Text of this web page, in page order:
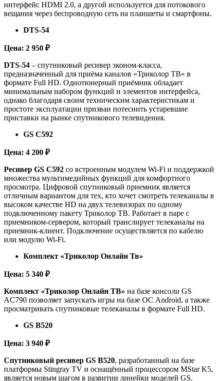
интерфейс HDMI 2.0, а другой используется для потокового
вещания через беспроводную сеть на планшеты и смартфоны.
DTS-54
Цена: 2 950 ₽
DTS-54 – спутниковый ресивер эконом-класса,
предназначенный для приёма каналов «Триколор ТВ» в
формате Full HD. Однотюнерный приёмник обладает
минимальным набором функций и элементов интерфейса,
однако благодаря своим техническим характеристикам и
простоте эксплуатации призван потеснить устаревшие
приставки на рынке спутникового телевидения.
GS C592
Цена: 4 200 ₽
Ресивер GS С592 со встроенным модулем Wi-Fi и поддержкой
множества мультимедийных функций для комфортного
просмотра. Цифровой спутниковый приемник является
отличным вариантом для тех, кто хочет смотреть телеканалы в
высоком качестве HD на двух телевизорах по одному
подключенному пакету Триколор ТВ. Работает в паре с
приемником-сервером, который транслирует телеканалы на
приемник-клиент. Подключение осуществляется по кабелю
или модулю Wi-Fi.
Комплект «Триколор Онлайн Тв»
Цена: 5 340 ₽
Комплект «Триколор Онлайн ТВ» на базе консоли GS
AC790 позволяет запускать игры на базе ОС Android, а также
просматривать спутниковые телеканалы в формате Full HD.
GS B520
Цена: 3 940 ₽
Спутниковый ресивер GS B520, разработанный на базе
платформы Stingray TV и оснащённый процессором MStar K5,
является новым шагом в развитии линейки моделей GS.